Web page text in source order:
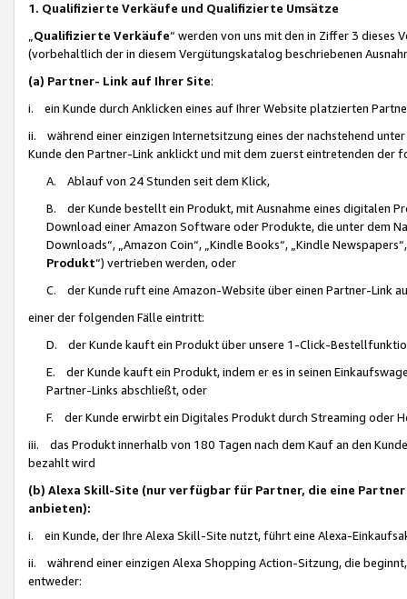
1. Qualifizierte Verkäufe und Qualifizierte Umsätze
Qualifizierte Verkäufe“ werden von uns mit den in Ziffer 3
(vorbehaltlich der in diesem Vergütungskatalog beschriebenen
(a) Partner- Link auf Ihrer Site:
i. ein Kunde durch Anklicken eines auf Ihrer Website platzierten
ii. während einer einzigen Internetsitzung eines der nachstehend
Kunde den Partner-Link anklickt und mit dem zuerst eintretenden der
A. Ablauf von 24 Stunden seit dem Klick,
B. der Kunde bestellt ein Produkt, mit Ausnahme eines digitalen
Download einer Amazon Software oder Produkte, die unter dem
Downloads“, „Amazon Coin“, „Kindle Books“, „Kindle
Produkt“) vertrieben werden, oder
C. der Kunde ruft eine Amazon-Website über einen Partner-Link
einer der folgenden Fälle eintritt:
D. der Kunde kauft ein Produkt über unsere 1-Click-
E. der Kunde kauft ein Produkt, indem er es in seinen
Partner-Links abschließt, oder
F. der Kunde erwirbt ein Digitales Produkt durch Streaming oder
iii. das Produkt innerhalb von 180 Tagen nach dem Kauf an den
bezahlt wird
(b) Alexa Skill-Site (nur verfügbar für Partner, die eine
anbieten):
i. ein Kunde, der Ihre Alexa Skill-Site nutzt, führt eine Alexa-
ii. während einer einzigen Alexa Shopping Action-Sitzung, die
entweder: